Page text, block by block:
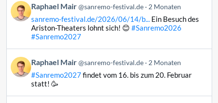
Bluesky
ansehen
Beitrag
von
Raphael
ansehen
Raphael Mair @sanremo-festival.de 2 Monaten
sanremo-festival.de/2026/06/14/b...Ein Besuch des
Ariston-Theaters lohnt sich! 😊 #Sanremo2026
#Sanremo2027
Beitrag
von
Raphael
Raphael Mair @sanremo-festival.de 2 Monaten
#Sanremo2027findet vom 16. bis zum 20. Februar
statt! 🥳